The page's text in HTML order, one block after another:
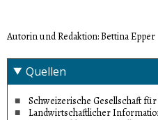
Autorin und Redaktion: Bettina Epper
Quellen
Schweizerische Gesellschaft
Landwirtschaftlicher